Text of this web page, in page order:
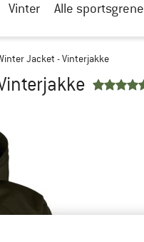
Vinter Alle sportsgrene
Jacket - Vinterjakke